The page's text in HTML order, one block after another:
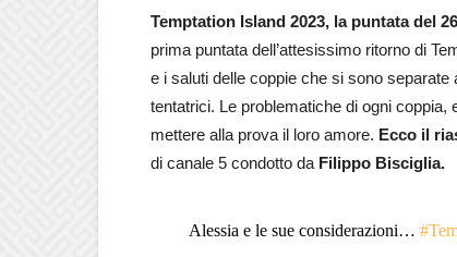
Temptation Island 2023, la puntata del
prima puntata dell’attesissimo ritorno di
e i saluti delle coppie che si sono separate
tentatrici. Le problematiche di ogni
mettere alla prova il loro amore. Ecco il
di canale 5 condotto da Filippo Bisciglia.
Alessia e le sue considerazioni…